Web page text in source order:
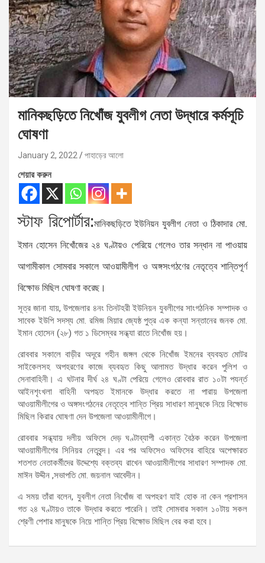
মানিকছড়িতে নিখোঁজ যুবলীগ নেতা উদ্ধারে কর্মসূচি
ঘোষণা
January 2, 2022 পাহাড়ের আলো
শেয়ার করুন
স্টাফ রিপোর্টার:মানিকছড়িতে ইউনিয়ন যুবলীগ নেতা ও ঠিকাদার মো.
ইমান হোসেন নিখোঁজের ২৪ ঘণ্টায়ও পেরিয়ে গেলেও তার সন্ধান না পাওয়ায়
আগামীকাল সোমবার সকালে আওয়ামীলীগ ও অঙ্গসংগঠণের নেতৃত্বে শান্তিপূর্ণ
বিক্ষোভ মিছিল ঘোষণা করেছ।
সূত্র জানা যায়, উপজেলার ৪নং তিনটহরী ইউনিয়ন যুবলীগের সাংগঠনিক সম্পাদক ও
সাবেক ইউপি সদস্য মো. রমিজ মিয়ার জ্যেষ্ঠ পুত্র এক কন্যা সন্তানের জনক মো.
ইমান হোসেন (২৮) গত ১ ডিসেম্বর সন্ধ্যা রাতে নিখোঁজ হয়।
রোববার সকালে বাড়ীর অদূরে গহীন জঙ্গল থেকে নিখোঁজ ইমনের ব্যবহৃত মোটর
সাইকেলসহ অপহরণের কাজে ব্যবহৃত কিছু আলামত উদ্ধার করেন পুলিশ ও
সেনাবাহিনী। এ ঘটনার দীর্ঘ ২৪ ঘণ্টা পেরিয়ে গেলেও রোববার রাত ১০টা পযর্ন্ত
আইনশৃংখলা বাহিনী অপহৃত ইমানকে উদ্ধার করতে না পারায় উপজেলা
আওয়ামীলীগের ও অঙ্গসংগঠনের নেতৃত্বে শান্তি প্রিয় সাধারণ মানুষকে নিয়ে বিক্ষোভ
মিছিল কিরার ঘোষণা দেন উপজেলা আওয়ামীলীগে।
রোববার সন্ধ্যায় দলীয় অফিসে দেড় ঘণ্টাব্যাপী একান্ত বৈঠক করেন উপজেলা
আওয়ামীলীগের সিনিয়র নেতৃবৃন্দ। এর পর অফিসেও অফিসের বাহিরে অপেক্ষারত
শতশত নেতাকর্মীদের উদ্দেশ্যে বক্তব্য রাখেন আওয়ামীলীগের সাধারণ সম্পাদক মো.
মাঈন উদ্দীন ,সভাপতি মো. জয়নাল আবেদীন।
এ সময় তাঁরা বলেন, যুবলীগ নেতা নিখোঁজ বা অপহরণ যাই হোক না কেন প্রশাসন
গত ২৪ ঘণ্টায়ও তাকে উদ্ধার করতে পারেনি। তাই সোমবার সকাল ১০টায় সকল
শ্রেণী পেশার মানুষকে নিয়ে শান্তি প্রিয় বিক্ষোভ মিছিল বের করা হবে।